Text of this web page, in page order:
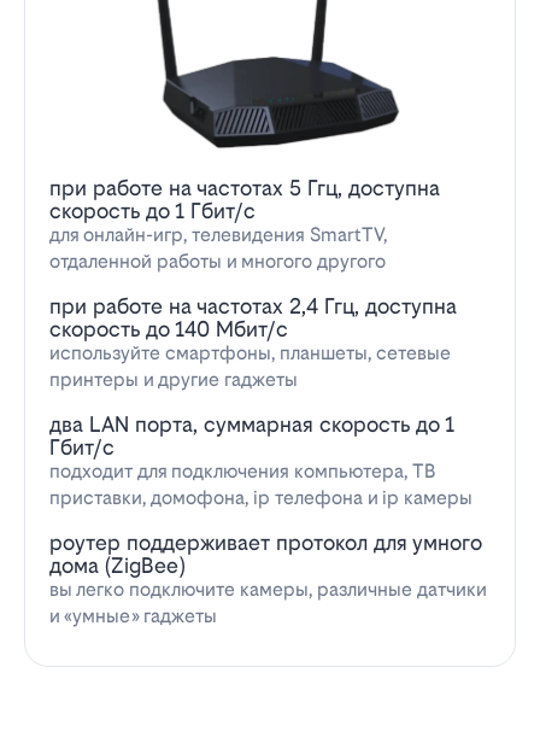
при работе на частотах 5 Ггц, доступна
скорость до 1 Гбит/с
для онлайн-игр, телевидения SmartTV,
отдаленной работы и многого другого
при работе на частотах 2,4 Ггц, доступна
скорость до 140 Мбит/с
используйте смартфоны, планшеты, сетевые
принтеры и другие гаджеты
два LAN порта, суммарная скорость до 1
Гбит/с
подходит для подключения компьютера, ТВ
приставки, домофона, ip телефона и ip камеры
роутер поддерживает протокол для умного
дома (ZigBee)
вы легко подключите камеры, различные датчики
и «умные» гаджеты